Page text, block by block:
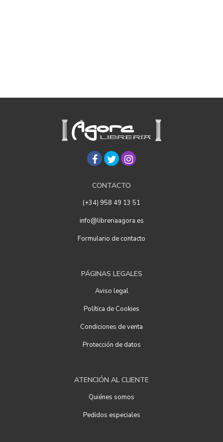
CONTACTO
(+34) 958 49 13 51
info@libreriaagora.es
Formulario de contacto
PÁGINAS LEGALES
Aviso legal
Política de Cookies
Condiciones de venta
Protección de datos
ATENCIÓN AL CLIENTE
Quiénes somos
Pedidos especiales